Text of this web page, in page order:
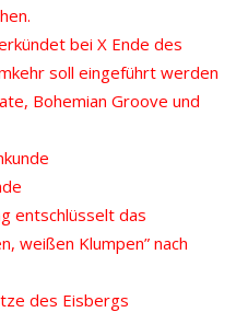
bei X Ende des
soll eingeführt werden
Bohemian Groove und
entschlüsselt das
weißen Klumpen” nach
des Eisbergs